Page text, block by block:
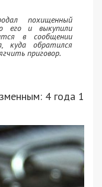
похищенный
его и выкупили
в сообщении
куда обратился
приговор.
4 года 1